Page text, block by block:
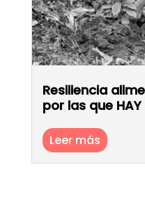
Resiliencia
por las que
Leer más